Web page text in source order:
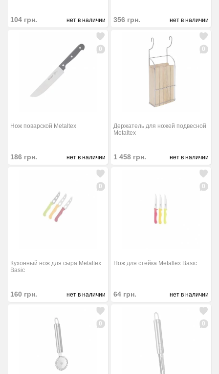
104 грн. нет в наличии 356 грн. нет в наличии
0
Нож поварской Metaltex
186 грн. нет в наличии
0
Держатель для ножей подвесной
Metaltex
1 458 грн. нет в наличии
0
Кухонный нож для сыра Metaltex
Basic
160 грн. нет в наличии
0
Нож для стейка Metaltex Basic
64 грн. нет в наличии
0 0